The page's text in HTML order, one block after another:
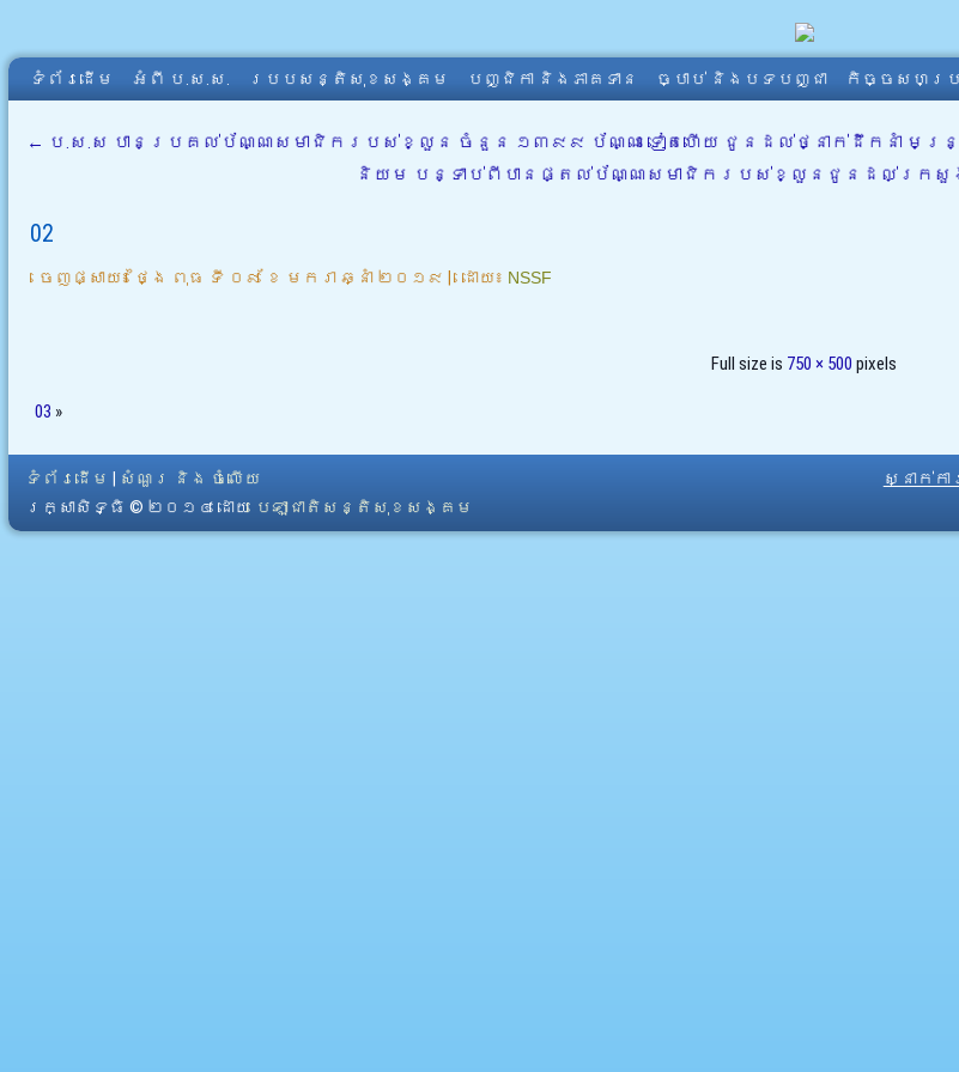
ទំព័រដើម អំពី​ ប.ស.ស. របបសន្តិសុខសង្គម បញ្ជិកា និងភាគទាន ច្បាប់ និងបទបញ្ជា កិច្ចសហប្រ
← ប.ស.ស បានប្រគល់ប័ណ្ណសមាជិករបស់ខ្លួន ចំនួន ១៣៩៩ ប័ណ្ណ ទៀតហើយ ជូនដល់ថ្នាក់ដឹកនាំ មន្
និយម បន្ទាប់ពីបានផ្តល់ប័ណ្ណសមាជិករបស់ខ្លួនជូនដល់ក្រសួ
02
ចេញផ្សាយ៖ ថ្ងៃ ពុធ ទី ០៩ ខែ មករា ឆ្នាំ ២០១៩ | ដោយ៖ NSSF
Full size is 750 × 500 pixels
03 »
ទំព័រដើម
សំណួរ និង ចំលើយ
រក្សាសិទ្ធិ © ២០១៤ ដោយ​ បេឡាជាតិសន្តិសុខសង្គម
ស្នាក់ក